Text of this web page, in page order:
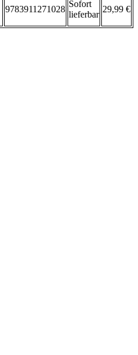
9783911271028
Sofort
lieferbar
29,99 €